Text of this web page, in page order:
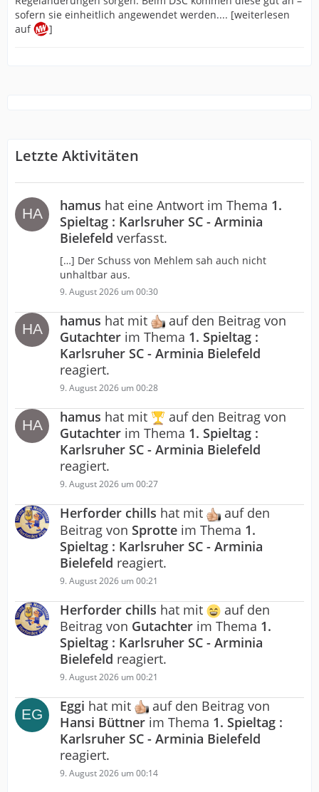
sofern sie einheitlich angewendet werden.... [weiterlesen
auf
]
Letzte Aktivitäten
hamus hat eine Antwort im Thema 1.
Spieltag : Karlsruher SC - Arminia
Bielefeld verfasst.
[…] Der Schuss von Mehlem sah auch nicht
unhaltbar aus.
9. August 2026 um 00:30
hamus hat mit
auf den Beitrag von
Gutachter im Thema 1. Spieltag :
Karlsruher SC - Arminia Bielefeld
reagiert.
9. August 2026 um 00:28
hamus hat mit
auf den Beitrag von
Gutachter im Thema 1. Spieltag :
Karlsruher SC - Arminia Bielefeld
reagiert.
9. August 2026 um 00:27
Herforder chills hat mit
auf den
Beitrag von Sprotte im Thema 1.
Spieltag : Karlsruher SC - Arminia
Bielefeld reagiert.
9. August 2026 um 00:21
Herforder chills hat mit
auf den
Beitrag von Gutachter im Thema 1.
Spieltag : Karlsruher SC - Arminia
Bielefeld reagiert.
9. August 2026 um 00:21
Eggi hat mit
auf den Beitrag von
Hansi Büttner im Thema 1. Spieltag :
Karlsruher SC - Arminia Bielefeld
reagiert.
9. August 2026 um 00:14